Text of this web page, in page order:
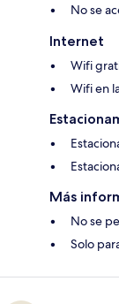
No se
Internet
Wifi
Wifi en
Más
No se
Solo